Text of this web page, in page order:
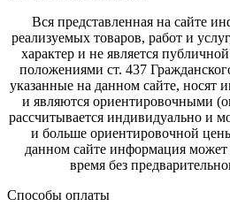
Вся представленная на сайте
реализуемых товаров, работ и
характер и не является
положениями ст. 437
указанные на данном сайте, носят
и являются ориентировочными
рассчитывается индивидуально и
и больше ориентировочной
данном сайте информация
время без
Способы оплаты